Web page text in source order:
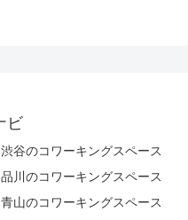
渋谷のコワーキングスペース
品川のコワーキングスペース
青山のコワーキングスペース